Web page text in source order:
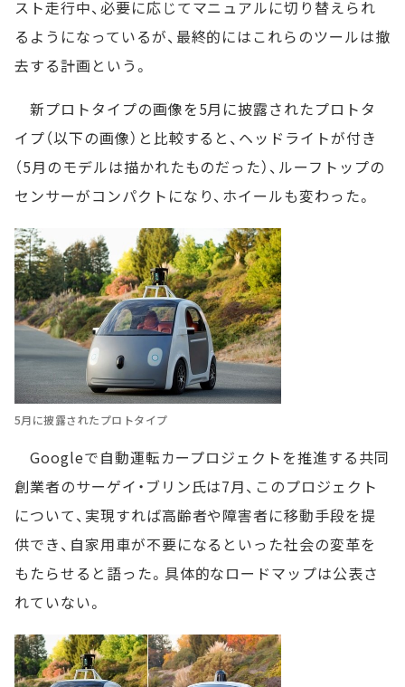
スト走行中、必要に応じてマニュアルに切り替えられ
るようになっているが、最終的にはこれらのツールは撤
去する計画という。
新プロトタイプの画像を5月に披露されたプロトタ
イプ（以下の画像）と比較すると、ヘッドライトが付き
（5月のモデルは描かれたものだった）、ルーフトップの
センサーがコンパクトになり、ホイールも変わった。
5月に披露されたプロトタイプ
Googleで自動運転カープロジェクトを推進する共同
創業者のサーゲイ・ブリン氏は7月、このプロジェクト
について、実現すれば高齢者や障害者に移動手段を提
供でき、自家用車が不要になるといった社会の変革を
もたらせると語った。具体的なロードマップは公表さ
れていない。